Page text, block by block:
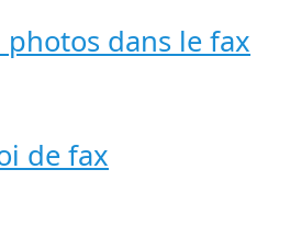
dans le fax
de fax